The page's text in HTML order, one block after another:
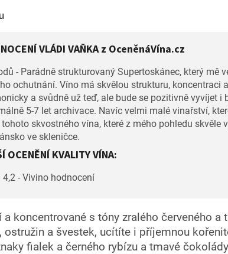
VLÁDI VAŇKA z OceněnáVína.cz
- Parádně strukturovaný Supertoskánec, který mě
ochutnání. Víno má skvělou strukturu, koncentraci
a svůdně už teď, ale bude se pozitivně vyvíjet i
5-7 let archivace. Navíc velmi malé vinařství,
skvostného vína, které z mého pohledu skvěle
ve skleničce.
OCENĚNÍ KVALITY VÍNA:
4,2 - Vivino hodnocení
koncentrované s tóny zralého červeného a
ostružin a švestek, ucítíte i příjemnou
fialek a černého rybízu a tmavé